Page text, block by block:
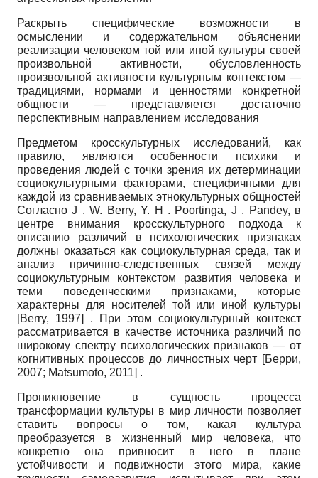
Раскрыть специфические возможности в
осмыслении и содержательном объяснении
реализации человеком той или иной культуры своей
произвольной активности, обусловленность
произвольной активности культурным контекстом —
традициями, нормами и ценностями конкретной
общности — представляется достаточно
перспективным направлением исследования
Предметом кросскультурных исследований, как
правило, являются особенности психики и
проведения людей с точки зрения их детерминации
социокультурными факторами, специфичными для
каждой из сравниваемых этнокультурных общностей
СогласноJ .W. Berry, Y. H . Poortinga, J . Pandey, в
центре внимания кросскультурного подхода к
описанию различий в психологических признаках
должны оказаться как социокультурная среда, так и
анализ причинно-следственных связей между
социокультурным контекстом развития человека и
теми поведенческими признаками, которые
характерны для носителей той или иной культуры
[Berry, 1997]
. При этом социокультурный контекст
рассматривается в качестве источника различий по
широкому спектру психологических признаков — от
когнитивных процессов до личностных черт [Берри,
2007; Matsumoto, 2011] .
Проникновение в сущность процесса
трансформации культуры в мир личности позволяет
ставить вопросы о том, какая культура
преобразуется в жизненный мир человека, что
конкретно она привносит в него в плане
устойчивости и подвижности этого мира, какие